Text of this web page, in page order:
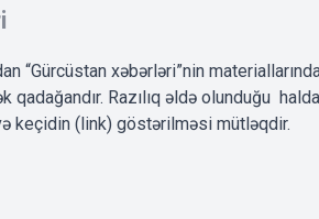
“Gürcüstan xəbərləri”nin
Razılıq əldə olunduğu
keçidin (link) göstərilməsi mütləqdir.